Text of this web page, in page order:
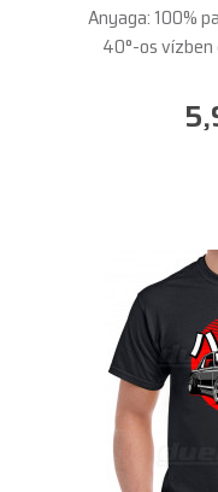
Anyaga: 100%
40°-os vízben